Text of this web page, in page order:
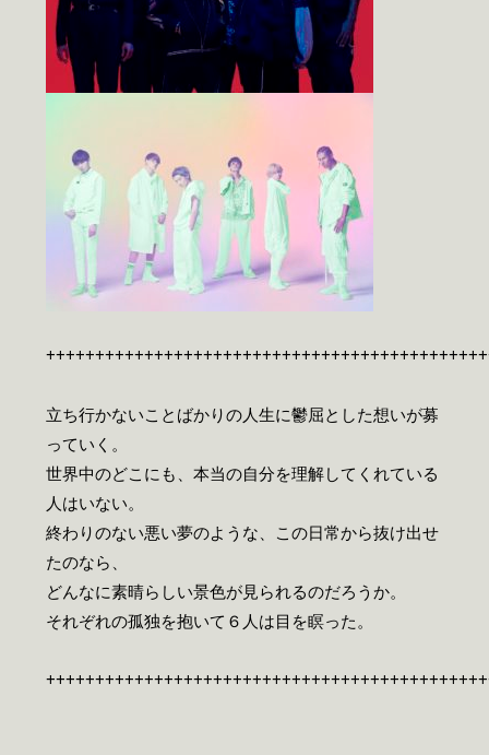
立ち行かないことばかりの人生に鬱屈とした想いが募
っていく。
世界中のどこにも、本当の自分を理解してくれている
人はいない。
終わりのない悪い夢のような、この日常から抜け出せ
たのなら、
どんなに素晴らしい景色が見られるのだろうか。
それぞれの孤独を抱いて６人は目を瞑った。